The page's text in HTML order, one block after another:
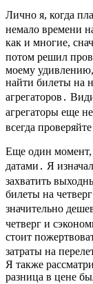
Лично я, когда
немало времени
как и многие,
потом решил
моему
найти билеты на
агрегаторов․
агрегаторы еще
всегда
Еще один момент,
датами․ Я
захватить
билеты на
значительно
четверг и
стоит
затраты на
Я также
разница в цене